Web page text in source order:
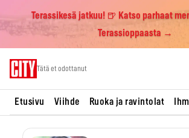
Terassikesä jatkuu! 🍺 Katso parhaat
Terassioppaasta →
Tätä et odottanut
Etusivu Viihde Ruoka ja ravintolat